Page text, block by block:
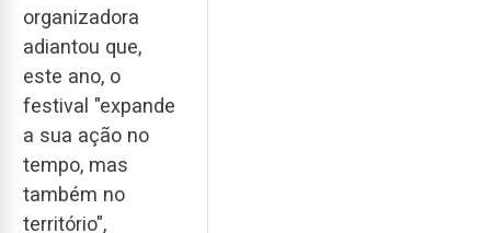
organizadora
adiantou que,
este ano, o
festival "expande
a sua ação no
tempo, mas
também no
território",